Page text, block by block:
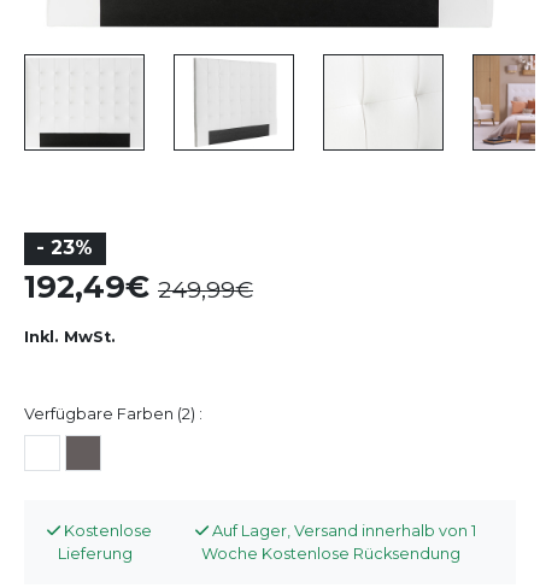
- 23%
192,49 249,99
Inkl. MwSt.
Verfügbare Farben (2) :
Kostenlose
Lieferung
Auf Lager, Versand innerhalb von 1
Woche Kostenlose Rücksendung